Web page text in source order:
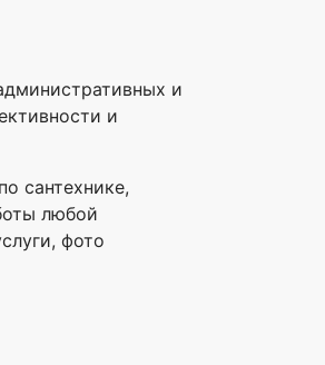
и
и
сантехнике,
любой
фото